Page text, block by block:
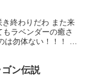
終わりだわ また来
ラベンダーの癒さ
は勿体ない！！！ 二
ン伝説